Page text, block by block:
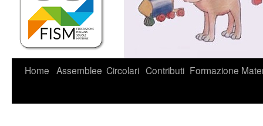
Home Assemblee Circolari Contributi Formazione